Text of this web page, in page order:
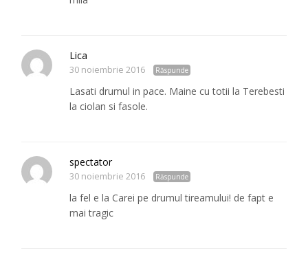
Lica
30 noiembrie 2016 Răspunde
Lasati drumul in pace. Maine cu totii la Terebesti
la ciolan si fasole.
spectator
30 noiembrie 2016 Răspunde
la fel e la Carei pe drumul tireamului! de fapt e
mai tragic